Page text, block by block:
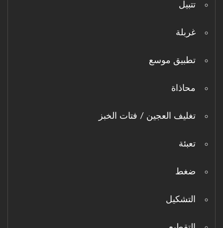
تتبيل
غربلة
تطبيق موسع
محاذاة
تغليف العجين / فتات الخبز
تعبئة
ضغط
التشكيل